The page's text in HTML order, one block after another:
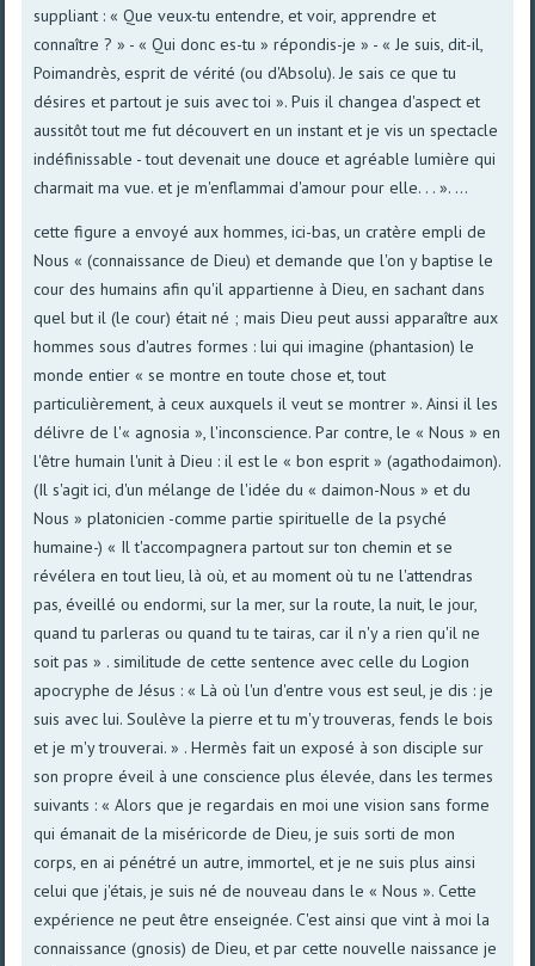
suppliant : « Que veux-tu entendre, et voir, apprendre et
connaître ? » - « Qui donc es-tu » répondis-je » - « Je suis, dit-il,
Poimandrès, esprit de vérité (ou d'Absolu). Je sais ce que tu
désires et partout je suis avec toi ». Puis il changea d'aspect et
aussitôt tout me fut découvert en un instant et je vis un spectacle
indéfinissable - tout devenait une douce et agréable lumière qui
charmait ma vue. et je m'enflammai d'amour pour elle. . . ». ...
cette figure a envoyé aux hommes, ici-bas, un cratère empli de
Nous « (connaissance de Dieu) et demande que l'on y baptise le
cour des humains afin qu'il appartienne à Dieu, en sachant dans
quel but il (le cour) était né ; mais Dieu peut aussi apparaître aux
hommes sous d'autres formes : lui qui imagine (phantasion) le
monde entier « se montre en toute chose et, tout
particulièrement, à ceux auxquels il veut se montrer ». Ainsi il les
délivre de l'« agnosia », l'inconscience. Par contre, le « Nous » en
l'être humain l'unit à Dieu : il est le « bon esprit » (agathodaimon).
(Il s'agit ici, d'un mélange de l'idée du « daimon-Nous » et du
Nous » platonicien -comme partie spirituelle de la psyché
humaine-) « Il t'accompagnera partout sur ton chemin et se
révélera en tout lieu, là où, et au moment où tu ne l'attendras
pas, éveillé ou endormi, sur la mer, sur la route, la nuit, le jour,
quand tu parleras ou quand tu te tairas, car il n'y a rien qu'il ne
soit pas » . similitude de cette sentence avec celle du Logion
apocryphe de Jésus : « Là où l'un d'entre vous est seul, je dis : je
suis avec lui. Soulève la pierre et tu m'y trouveras, fends le bois
et je m'y trouverai. » . Hermès fait un exposé à son disciple sur
son propre éveil à une conscience plus élevée, dans les termes
suivants : « Alors que je regardais en moi une vision sans forme
qui émanait de la miséricorde de Dieu, je suis sorti de mon
corps, en ai pénétré un autre, immortel, et je ne suis plus ainsi
celui que j'étais, je suis né de nouveau dans le « Nous ». Cette
expérience ne peut être enseignée. C'est ainsi que vint à moi la
connaissance (gnosis) de Dieu, et par cette nouvelle naissance je